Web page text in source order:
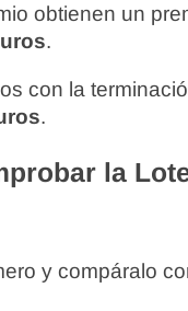
obtienen un
.
con la
.
la
y compáralo